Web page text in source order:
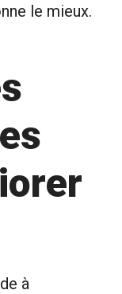
le mieux.
à